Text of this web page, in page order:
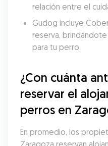
relación entre el
Gudog incluye
reserva,
para tu perro.
¿Con cuánta
reservar el
perros en
En promedio, los
Zaragoza reservan